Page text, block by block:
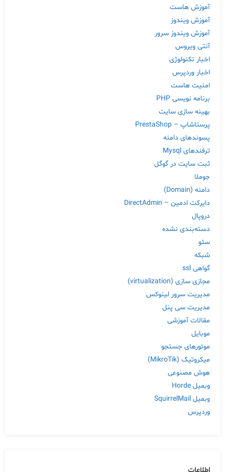
آموزش هاست
آموزش ویندوز
آموزش ویندوز سرور
آنتی ویروس
اخبار تکنولوژی
اخبار وردپرس
امنیت هاست
برنامه نویسی PHP
بهینه سازی سایت
پرستاشاپ – PrestaShop
پسوندهای دامنه
ترفندهای Mysql
ثبت سایت در گوگل
جوملا
دامنه (Domain)
دایرکت ادمین – DirectAdmin
دروپال
دسته‌بندی نشده
سئو
شبکه
گواهی ssl
مجازی سازی (virtualization)
مدیریت سرور لینوکس
مدیریت سی پنل
مقالات آموزشی
موبایل
موتورهای جستجو
میکروتیک (MikroTik)
هوش مصنوعی
وبمیل Horde
وبمیل SquirrelMail
وردپرس